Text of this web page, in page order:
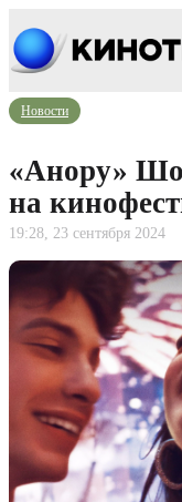
Новости
«Анору»
на
19:28, 23 сентября 2024